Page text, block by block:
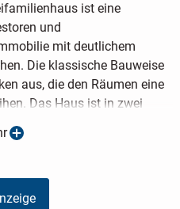
ist eine
und
mit deutlichem
Die klassische Bauweise
aus, die den Räumen eine
Das Haus ist in zwei
ideal für eine
zur späteren privaten
mit einem geräumigen